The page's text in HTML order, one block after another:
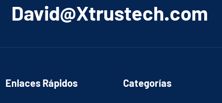
﻿David@Xtrustech.com
Enlaces Rápidos Categorías